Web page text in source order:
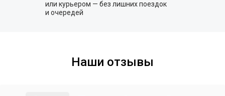
или курьером — без лишних поездок
и очередей
Наши отзывы